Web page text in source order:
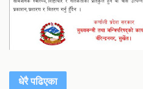
धेरै पढिएका